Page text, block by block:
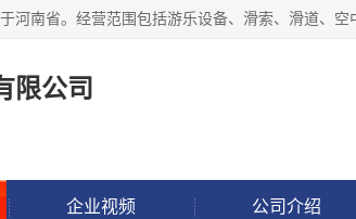
限公司
企业视频 公司介绍